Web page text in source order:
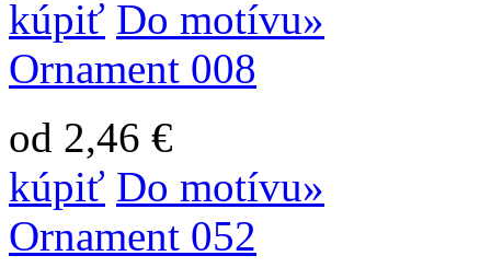
kúpiť Do motívu»
Ornament 008
od 2,46 €
kúpiť Do motívu»
Ornament 052